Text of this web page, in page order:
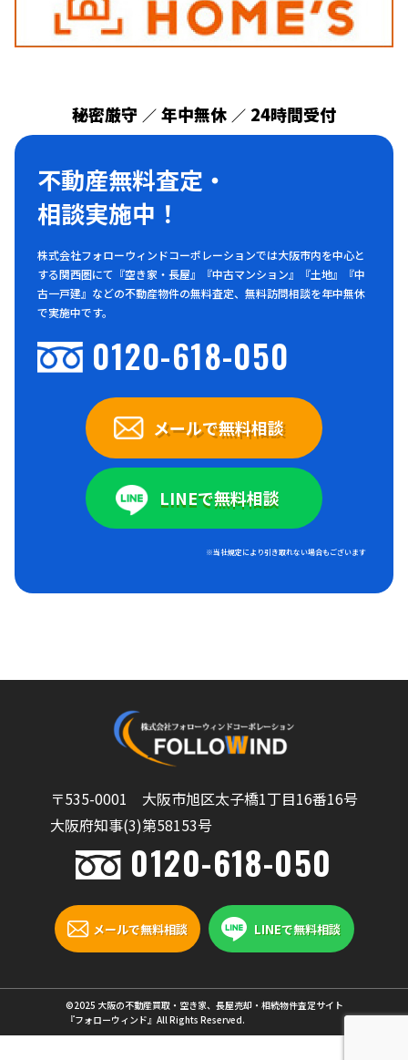
秘密厳守 ／ 年中無休 ／ 24時間受付
不動産無料査定・
相談実施中！
株式会社フォローウィンドコーポレーションでは大阪市内を中心と
する関西圏にて『空き家・長屋』『中古マンション』『土地』『中
古一戸建』などの不動産物件の無料査定、無料訪問相談を年中無休
で実施中です。
0120-618-050
メールで無料相談
LINEで無料相談
※当社規定により引き取れない場合もございます
〒535-0001 大阪市旭区太子橋1丁目16番16号
大阪府知事(3)第58153号
0120-618-050
メールで無料相談 LINEで無料相談
©2025 大阪の不動産買取・空き家、長屋売却・相続物件査定サイト
『フォローウィンド』All Rights Reserved.